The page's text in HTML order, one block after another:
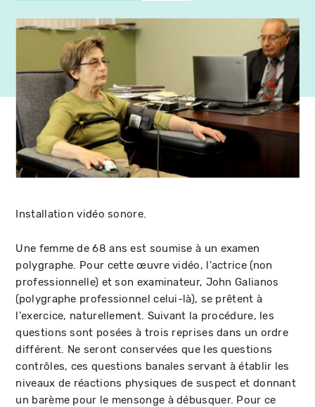
Installation vidéo sonore.
Une femme de 68 ans est soumise à un examen
polygraphe. Pour cette œuvre vidéo, l'actrice (non
professionnelle) et son examinateur, John Galianos
(polygraphe professionnel celui-là), se prêtent à
l'exercice, naturellement. Suivant la procédure, les
questions sont posées à trois reprises dans un ordre
différent. Ne seront conservées que les questions
contrôles, ces questions banales servant à établir les
niveaux de réactions physiques de suspect et donnant
un barème pour le mensonge à débusquer. Pour ce